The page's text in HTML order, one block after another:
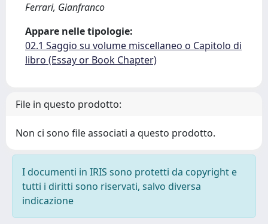
Ferrari, Gianfranco
Appare nelle tipologie:
02.1 Saggio su volume miscellaneo o Capitolo di
libro (Essay or Book Chapter)
File in questo prodotto:
Non ci sono file associati a questo prodotto.
I documenti in IRIS sono protetti da copyright e
tutti i diritti sono riservati, salvo diversa
indicazione